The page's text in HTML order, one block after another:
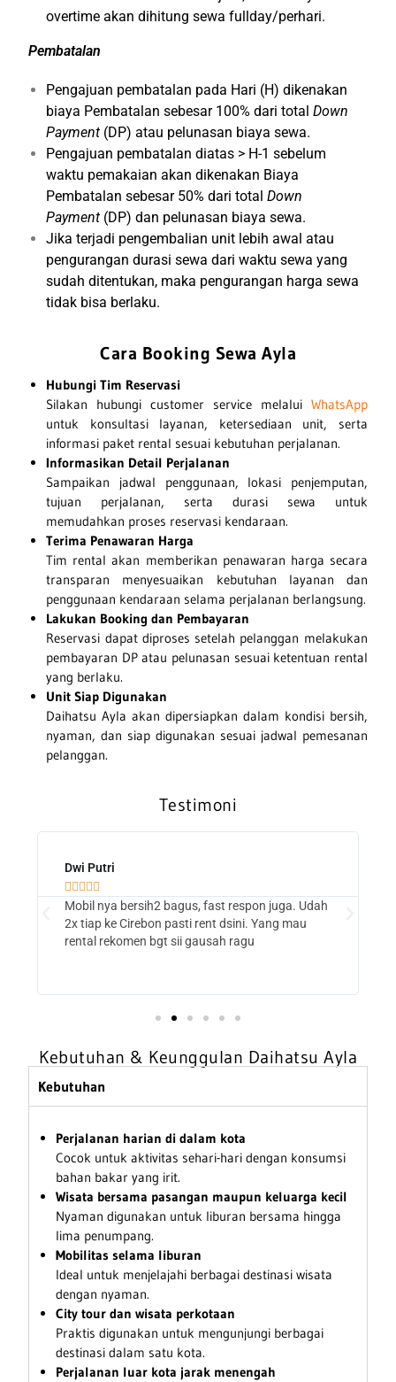
overtime akan dihitung sewa fullday/perhari.
Pembatalan
Pengajuan pembatalan pada Hari (H) dikenakan
biaya Pembatalan sebesar 100% dari totalDown
Payment (DP) atau pelunasan biaya sewa.
Pengajuan pembatalan diatas > H-1 sebelum
waktu pemakaian akan dikenakan Biaya
Pembatalan sebesar 50% dari totalDown
Payment (DP) dan pelunasan biaya sewa.
Jika terjadi pengembalian unit lebih awal atau
pengurangan durasi sewa dari waktu sewa yang
sudah ditentukan, maka pengurangan harga sewa
tidak bisa berlaku.
Cara Booking Sewa Ayla
Hubungi Tim Reservasi
Silakan hubungi customer service melalui WhatsApp
untuk konsultasi layanan, ketersediaan unit, serta
informasi paket rental sesuai kebutuhan perjalanan.
Informasikan Detail Perjalanan
Sampaikan jadwal penggunaan, lokasi penjemputan,
tujuan perjalanan, serta durasi sewa untuk
memudahkan proses reservasi kendaraan.
Terima Penawaran Harga
Tim rental akan memberikan penawaran harga secara
transparan menyesuaikan kebutuhan layanan dan
penggunaan kendaraan selama perjalanan berlangsung.
Lakukan Booking dan Pembayaran
Reservasi dapat diproses setelah pelanggan melakukan
pembayaran DP atau pelunasan sesuai ketentuan rental
yang berlaku.
Unit Siap Digunakan
Daihatsu Ayla akan dipersiapkan dalam kondisi bersih,
nyaman, dan siap digunakan sesuai jadwal pemesanan
pelanggan.
Testimoni
Dwi Putri
    
Mobil nya bersih2 bagus, fast respon juga. Udah
2x tiap ke Cirebon pasti rent dsini. Yang mau
rental rekomen bgt sii gausah ragu
Kebutuhan & Keunggulan Daihatsu Ayla
Kebutuhan
Perjalanan harian di dalam kota
Cocok untuk aktivitas sehari-hari dengan konsumsi
bahan bakar yang irit.
Wisata bersama pasangan maupun keluarga kecil
Nyaman digunakan untuk liburan bersama hingga
lima penumpang.
Mobilitas selama liburan
Ideal untuk menjelajahi berbagai destinasi wisata
dengan nyaman.
City tour dan wisata perkotaan
Praktis digunakan untuk mengunjungi berbagai
destinasi dalam satu kota.
Perjalanan luar kota jarak menengah